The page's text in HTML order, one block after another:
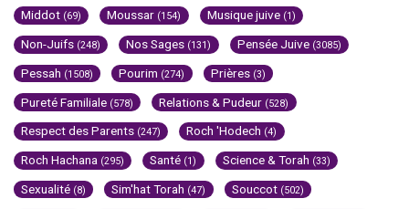
Middot (69) Moussar (154) Musique juive (1)
Non-Juifs (248) Nos Sages (131) Pensée Juive (3085)
Pessah (1508) Pourim (274) Prières (3)
Pureté Familiale (578) Relations & Pudeur (528)
Respect des Parents (247) Roch 'Hodech (4)
Roch Hachana (295) Santé (1) Science & Torah (33)
Sexualité (8) Sim'hat Torah (47) Souccot (502)